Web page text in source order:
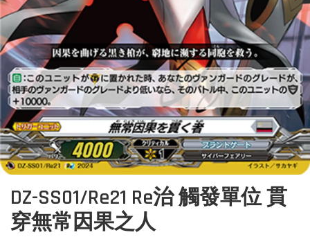
DZ-SS01/Re21 Re治 觸發單位 貫
穿無常因果之人